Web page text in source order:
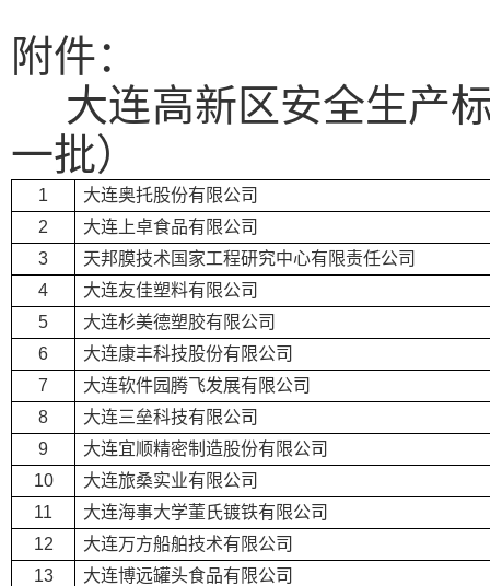
附件：
大连高新区安全生产
一批）
1
大连奥托股份有限公司
2
大连上卓食品有限公司
3
天邦膜技术国家工程研究中心有限责任公司
4
大连友佳塑料有限公司
5
大连杉美德塑胶有限公司
6
大连康丰科技股份有限公司
7
大连软件园腾飞发展有限公司
8
大连三垒科技有限公司
9
大连宜顺精密制造股份有限公司
10
大连旅桑实业有限公司
11
大连海事大学董氏镀铁有限公司
12
大连万方船舶技术有限公司
13
大连博远罐头食品有限公司